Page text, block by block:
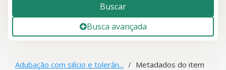
Buscar
Busca avançada
Adubação com silício e tolerân... Metadados do item